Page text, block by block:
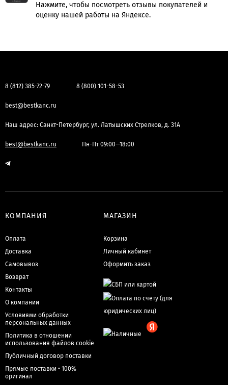
Нажмите, чтобы посмотреть отзывы покупателей и
оценку нашей работы на Яндексе.
8 (812) 385-72-79 8 (800) 101-58-53
best@bestkanc.ru
Наш адрес: Санкт-Петербург, ул. Латышских Стрелков, д. 31А
best@bestkanc.ru Пн-Пт 09:00—18:00
КОМПАНИЯ
Оплата
Доставка
Самовывоз
Возврат
Контакты
О компании
Условиями обработки
персональных данных
Политика в отношении
использования файлов cookie
Публичный договор поставки
Прямые поставки • 100%
оригинал
МАГАЗИН
Корзина
Личный кабинет
Оформить заказ